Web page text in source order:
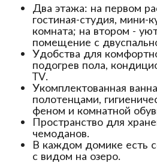
Два этажа: на первом
гостиная-студия, мини-
комната; на втором -
помещение с
Удобства для
подогрев пола,
TV.
Укомплектованная
полотенцами,
феном и комнатной
Пространство для
чемоданов.
В каждом домике есть
с видом на озеро.